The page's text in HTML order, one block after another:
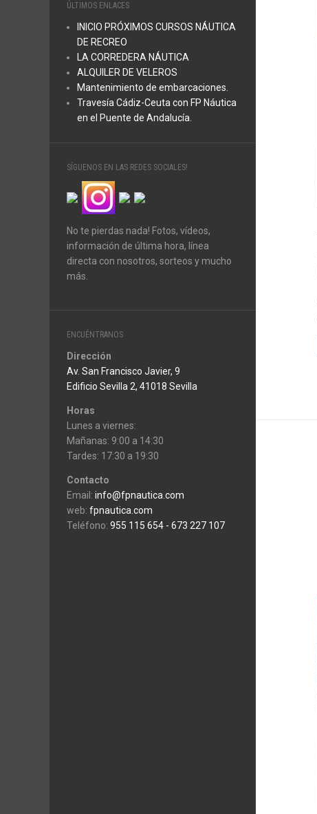
ÚLTIMOS ENLACES
INICIO PRÓXIMOS CURSOS NÁUTICA
DE RECREO
LA CORREDERA NÁUTICA
ALQUILER DE VELEROS
Mantenimiento de embarcaciones.
Travesía Cádiz-Ceuta con FP Náutica
en el Puente de Andalucía.
SÍGUENOS EN LAS REDES SOCIALES!
No te pierdas nada! Fotos, vídeos,
información de última hora, línea
directa con nosotros, sorteos y mucho
más.
ENCUÉNTRANOS
Dirección
Av. San Francisco Javier, 9
Edificio Sevilla 2, 41018 Sevilla
Horas
Lunes a viernes:
Mañanas: 9:00 a 14:30
Tardes: 17:30 a 19:30
Contacto
Email: info@fpnautica.com
web: fpnautica.com
Teléfono: 955 115 654 - 673 227 107